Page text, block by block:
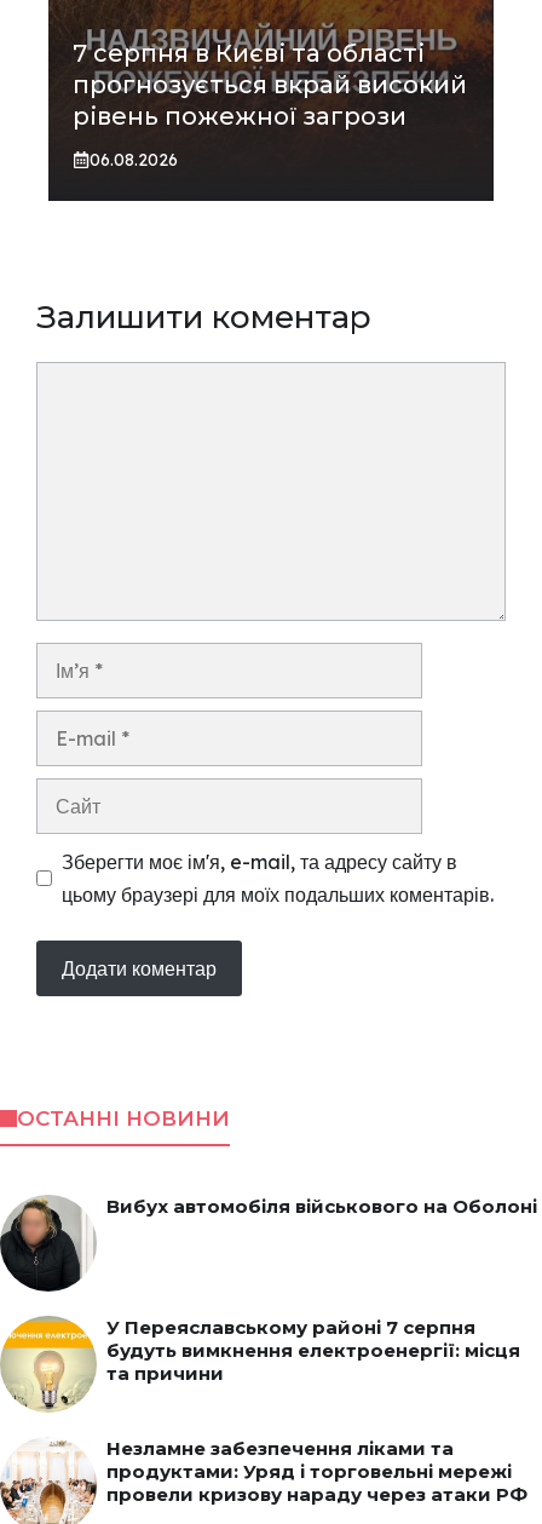
7 серпня в Києві та області
прогнозується вкрай високий
рівень пожежної загрози
06.08.2026
Залишити коментар
Зберегти моє ім'я, e-mail, та адресу сайту в
цьому браузері для моїх подальших коментарів.
ОСТАННІ НОВИНИ
Вибух автомобіля військового на Оболоні
У Переяславському районі 7 серпня
будуть вимкнення електроенергії: місця
та причини
Незламне забезпечення ліками та
продуктами: Уряд і торговельні мережі
провели кризову нараду через атаки РФ